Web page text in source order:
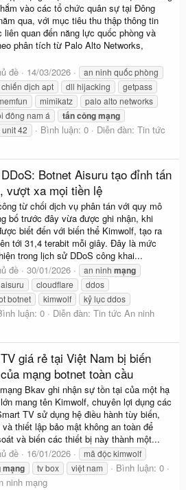
vào các tổ chức quân sự tại Đông
qua, với mục tiêu thu thập thông tin
quan đến năng lực quốc phòng và
phân tích từ Palo Alto Networks,
đề 14/03/2026
an ninh quốc phòng
chiến dịch apt dll hijacking
getpass
mimikatz
palo alto networks
đông nam á tấncôngmạng
unit 42 Bình luận: 0 Diễn đàn: Tin tức
Botnet Aisuru tạo đỉnh tấn
vượt xa mọi tiền lệ
từ chối dịch vụ phân tán với quy mô
bố trước đây vừa được ghi nhận, khi
biết đến với biến thể Kimwolf, tạo ra
tới 31,4 terabit mỗi giây. Đây là mức
trong lịch sử DDoS công khai...
đề 30/01/2026 an ninh mạng
cloudflare
ddos
botnet kimwolf kỷ lục ddos
luận: 0 Diễn đàn: Tin tức An ninh
giá rẻ tại Việt Nam bị biến
mạng botnet toàn cầu
Bkav ghi nhận sự tồn tại của một hạ
mang tên Kimwolf, chuyên lợi dụng các
TV sử dụng hệ điều hành tùy biến,
thiết lập bảo mật không an toàn để
và biến các thiết bị này thành một...
đề 16/01/2026
mã độc kimwolf
mạng tv box việt nam
Bình luận: 0
ninh mạng